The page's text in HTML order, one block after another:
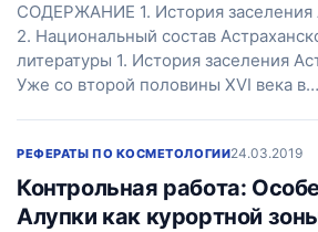
СОДЕРЖАНИЕ 1. История заселения
2. Национальный состав
литературы 1. История заселения
Уже со второй половины XVI века в…
РЕФЕРАТЫ ПО КОСМЕТОЛОГИИ24.03.2019
Контрольная работа:
Алупки как курортной